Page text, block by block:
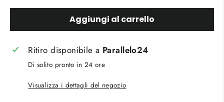
Aggiungi al carrello
Ritiro disponibile a Parallelo24
Di solito pronto in 24 ore
Visualizza i dettagli del negozio